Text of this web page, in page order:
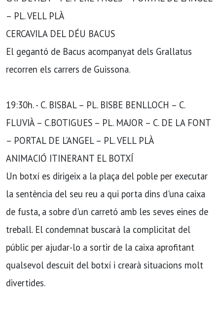
– PL. VELL PLÀ
CERCAVILA DEL DÉU BACUS
El gegantó de Bacus acompanyat dels Grallatus
recorren els carrers de Guissona.
19:30h. - C. BISBAL – PL. BISBE BENLLOCH – C.
FLUVIÀ – C.BOTIGUES – PL. MAJOR – C. DE LA FONT
– PORTAL DE L’ANGEL – PL. VELL PLÀ
ANIMACIÓ ITINERANT EL BOTXÍ
Un botxí es dirigeix a la plaça del poble per executar
la sentència del seu reu a qui porta dins d'una caixa
de fusta, a sobre d'un carretó amb les seves eines de
treball. El condemnat buscarà la complicitat del
públic per ajudar-lo a sortir de la caixa aprofitant
qualsevol descuit del botxí i crearà situacions molt
divertides.